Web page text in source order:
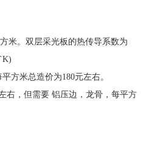
米。双层采光板的热传导系数为
方米总造价为180元左右。
右，但需要 铝压边，龙骨，每平方